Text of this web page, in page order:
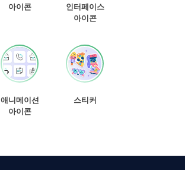
아이콘
인터페이스
아이콘
애니메이션
아이콘
스티커